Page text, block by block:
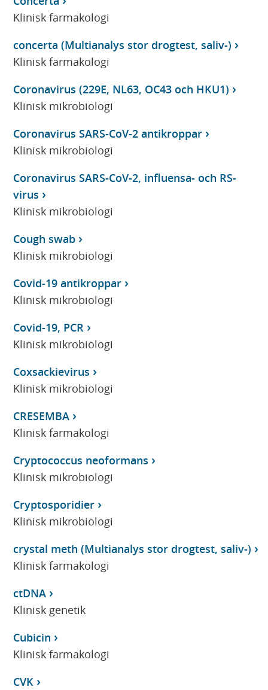
Klinisk farmakologi
concerta (Multianalys stor drogtest, saliv-)
Klinisk farmakologi
Coronavirus (229E, NL63, OC43 och HKU1)
Klinisk mikrobiologi
Coronavirus SARS-CoV-2 antikroppar
Klinisk mikrobiologi
Coronavirus SARS-CoV-2, influensa- och RS-
virus
Klinisk mikrobiologi
Cough swab
Klinisk mikrobiologi
Covid-19 antikroppar
Klinisk mikrobiologi
Covid-19, PCR
Klinisk mikrobiologi
Coxsackievirus
Klinisk mikrobiologi
CRESEMBA
Klinisk farmakologi
Cryptococcus neoformans
Klinisk mikrobiologi
Cryptosporidier
Klinisk mikrobiologi
crystal meth (Multianalys stor drogtest, saliv-)
Klinisk farmakologi
ctDNA
Klinisk genetik
Cubicin
Klinisk farmakologi
CVK